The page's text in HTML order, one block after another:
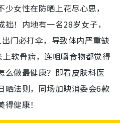
女性在防晒上花尽心思，
！内地有一名28岁女子，
门必打伞，导致体内严重缺
软骨病，连咀嚼食物都觉得
么做最健康？即看皮肤科医
晒法则，同场加映消委会6款
健康！